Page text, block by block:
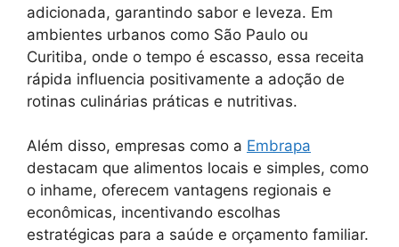
adicionada, garantindo sabor e leveza. Em
ambientes urbanos como São Paulo ou
Curitiba, onde o tempo é escasso, essa receita
rápida influencia positivamente a adoção de
rotinas culinárias práticas e nutritivas.
Além disso, empresas como a Embrapa
destacam que alimentos locais e simples, como
o inhame, oferecem vantagens regionais e
econômicas, incentivando escolhas
estratégicas para a saúde e orçamento familiar.